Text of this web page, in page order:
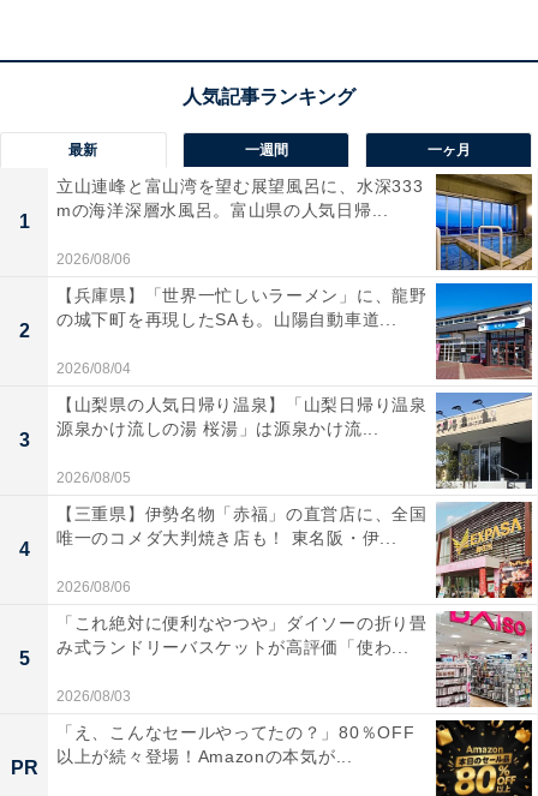
最新 一週間 一ヶ月
1
立山連峰と富山湾を望む展望風呂に、水深333
mの海洋深層水風呂。富山県の人気日帰...
2026/08/06
2
【兵庫県】「世界一忙しいラーメン」に、龍野
の城下町を再現したSAも。山陽自動車道...
2026/08/04
3
【山梨県の人気日帰り温泉】「山梨日帰り温泉
源泉かけ流しの湯 桜湯」は源泉かけ流...
2026/08/05
4
【三重県】伊勢名物「赤福」の直営店に、全国
唯一のコメダ大判焼き店も！ 東名阪・伊...
2026/08/06
5
「これ絶対に便利なやつや」ダイソーの折り畳
み式ランドリーバスケットが高評価「使わ...
2026/08/03
PR
「え、こんなセールやってたの？」80％OFF
以上が続々登場！Amazonの本気が...